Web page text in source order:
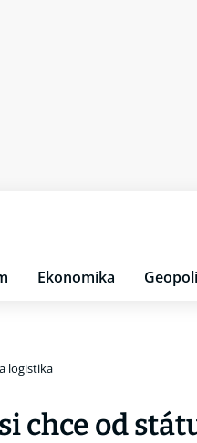
Ekonomika
logistika
chce od